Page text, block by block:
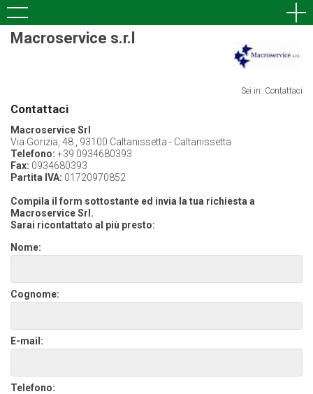
Macroservice s.r.l
Sei in: Contattaci
Contattaci
Macroservice Srl
Via Gorizia, 48 , 93100 Caltanissetta - Caltanissetta
Telefono: +39 0934680393
Fax: 0934680393
Partita IVA: 01720970852
Compila il form sottostante ed invia la tua richiesta a
Macroservice Srl.
Sarai ricontattato al più presto:
Nome:
Cognome:
E-mail:
Telefono: